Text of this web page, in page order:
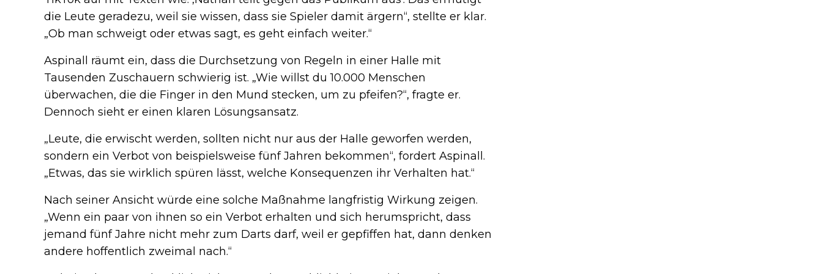
die Leute geradezu, weil sie wissen, dass sie Spieler damit ärgern“, stellte er klar.
„Ob man schweigt oder etwas sagt, es geht einfach weiter.“
Aspinall räumt ein, dass die Durchsetzung von Regeln in einer Halle mit
Tausenden Zuschauern schwierig ist. „Wie willst du 10.000 Menschen
überwachen, die die Finger in den Mund stecken, um zu pfeifen?“, fragte er.
Dennoch sieht er einen klaren Lösungsansatz.
„Leute, die erwischt werden, sollten nicht nur aus der Halle geworfen werden,
sondern ein Verbot von beispielsweise fünf Jahren bekommen“, fordert Aspinall.
„Etwas, das sie wirklich spüren lässt, welche Konsequenzen ihr Verhalten hat.“
Nach seiner Ansicht würde eine solche Maßnahme langfristig Wirkung zeigen.
„Wenn ein paar von ihnen so ein Verbot erhalten und sich herumspricht, dass
jemand fünf Jahre nicht mehr zum Darts darf, weil er gepfiffen hat, dann denken
andere hoffentlich zweimal nach.“